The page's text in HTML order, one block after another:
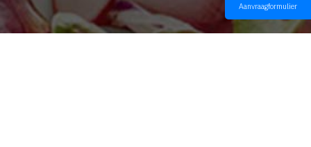
Aanvraagformulier